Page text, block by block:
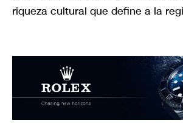
riqueza cultural que define a la